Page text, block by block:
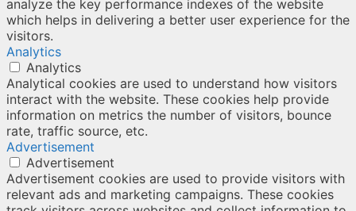
analyze the key performance indexes of the website
which helps in delivering a better user experience for the
visitors.
Analytics
Analytics
Analytical cookies are used to understand how visitors
interact with the website. These cookies help provide
information on metrics the number of visitors, bounce
rate, traffic source, etc.
Advertisement
Advertisement
Advertisement cookies are used to provide visitors with
relevant ads and marketing campaigns. These cookies